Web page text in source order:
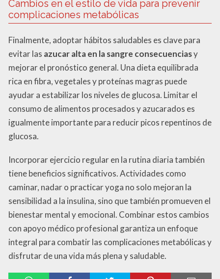
Cambios en el estilo de vida para prevenir
complicaciones metabólicas
Finalmente, adoptar hábitos saludables es clave para
evitar las azucar alta en la sangre consecuenciasy
mejorar el pronóstico general. Una dieta equilibrada
rica en fibra, vegetales y proteínas magras puede
ayudar a estabilizar los niveles de glucosa. Limitar el
consumo de alimentos procesados y azucarados es
igualmente importante para reducir picos repentinos de
glucosa.
Incorporar ejercicio regular en la rutina diaria también
tiene beneficios significativos. Actividades como
caminar, nadar o practicar yoga no solo mejoran la
sensibilidad a la insulina, sino que también promueven el
bienestar mental y emocional. Combinar estos cambios
con apoyo médico profesional garantiza un enfoque
integral para combatir las complicaciones metabólicas y
disfrutar de una vida más plena y saludable.